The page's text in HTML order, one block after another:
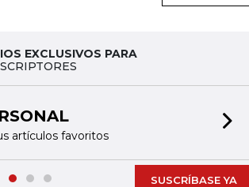
EXCLUSIVOS PARA
artículos favoritos
SUSCRÍBASE YA